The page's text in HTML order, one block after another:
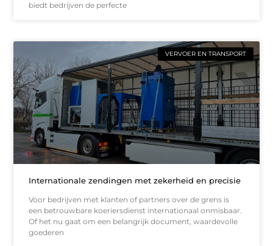
biedt bedrijven de perfecte
VERVOER EN TRANSPORT
Internationale zendingen met zekerheid en precisie
Voor bedrijven met klanten of partners over de grens is
een betrouwbare koeriersdienst internationaal onmisbaar.
Of het nu gaat om een belangrijk document, waardevolle
goederen